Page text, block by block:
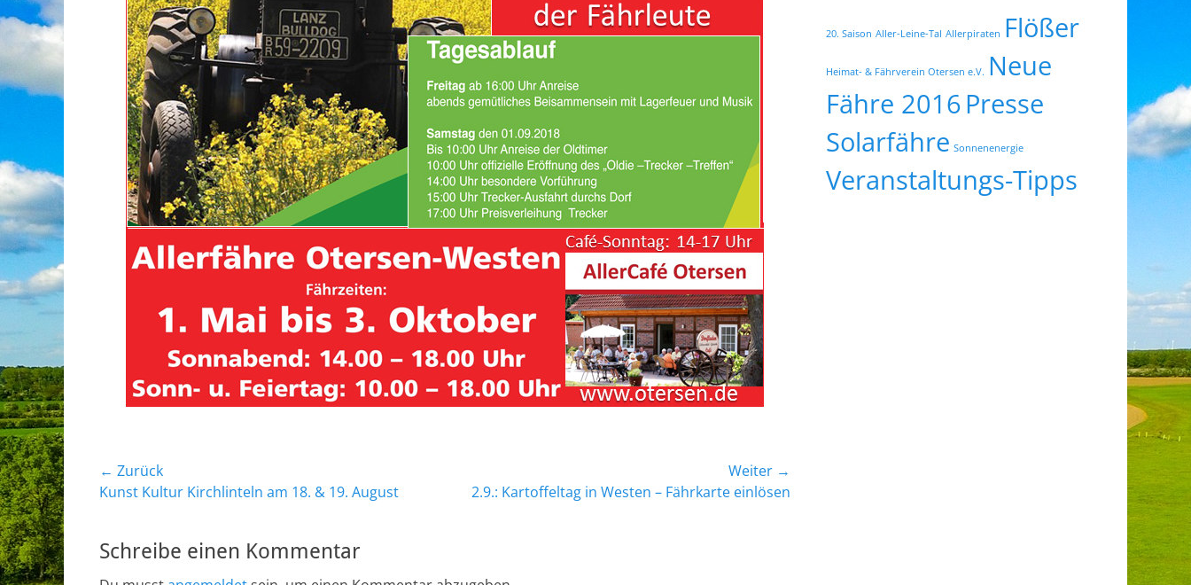
Beitragsnavigation
← Zurück
Vorheriger
Kunst Kultur Kirchlinteln am 18. & 19. August
Weiter →
Nächster
2.9.: Kartoffeltag in Westen – Fährkarte einlösen
Schreibe einen Kommentar
20. Saison Aller-Leine-Tal Allerpiraten Flößer
Heimat- & Fährverein Otersen e.V. Neue
Fähre 2016Presse
Solarfähre Sonnenenergie
Veranstaltungs-Tipps